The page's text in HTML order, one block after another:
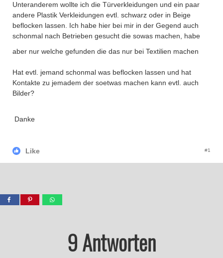
Unteranderem wollte ich die Türverkleidungen und ein paar
andere Plastik Verkleidungen evtl. schwarz oder in Beige
beflocken lassen. Ich habe hier bei mir in der Gegend auch
schonmal nach Betrieben gesucht die sowas machen, habe
aber nur welche gefunden die das nur bei Textilien machen
Hat evtl. jemand schonmal was beflocken lassen und hat
Kontakte zu jemadem der soetwas machen kann evtl. auch
Bilder?
Danke
Like #1
9 Antworten